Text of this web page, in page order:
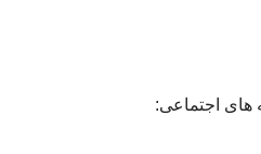
های اجتماعی: